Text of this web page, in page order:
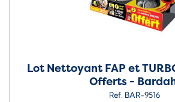
Lot Nettoyant FAP et
Offerts -
Ref. BAR-9516